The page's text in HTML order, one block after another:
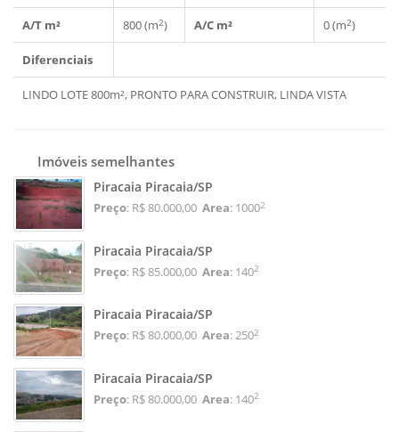
A/T m² 800 (m2) A/C m² 0 (m2)
Diferenciais
LINDO LOTE 800m², PRONTO PARA CONSTRUIR, LINDA VISTA
Imóveis semelhantes
Piracaia Piracaia/SP
Preço: R$ 80.000,00 Area: 10002
Piracaia Piracaia/SP
Preço: R$ 85.000,00 Area: 1402
Piracaia Piracaia/SP
Preço: R$ 80.000,00 Area: 2502
Piracaia Piracaia/SP
Preço: R$ 80.000,00 Area: 1402